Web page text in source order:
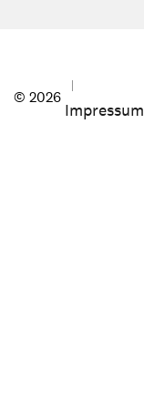
© 2026
Impressum